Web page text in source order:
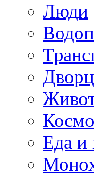
Люди
Еда и